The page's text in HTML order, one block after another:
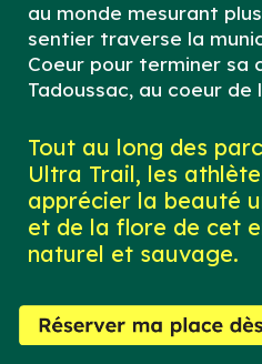
au monde mesurant
sentier traverse la
Coeur pour terminer sa
Tadoussac, au coeur de
Tout au long des
Ultra Trail, les
apprécier la beauté
et de la flore de cet
naturel et sauvage.